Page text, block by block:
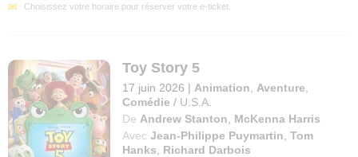
Choisissez votre horaire pour réserver votre e-ticket.
Toy Story 5
17 juin 2026 | Animation Aventure
Comédie / U.S.A.
De Andrew Stanton
McKenna Harris
Avec Jean-Philippe Puymartin ,Tom
Hanks
Richard Darbois